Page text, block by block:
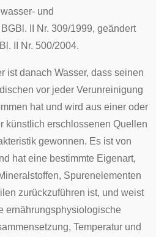
und
II Nr. 309/1999, geändert
II Nr. 500/2004.
ist danach Wasser, dass seinen
vor jeder Verunreinigung
hat und wird aus einer oder
künstlich erschlossenen Quellen
gewonnen. Es ist von
hat eine bestimmte Eigenart,
Spurenelementen
zurückzuführen ist, und weist
ernährungsphysiologische
Temperatur und